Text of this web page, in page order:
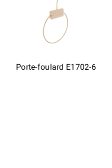
Porte-foulard E1702-6